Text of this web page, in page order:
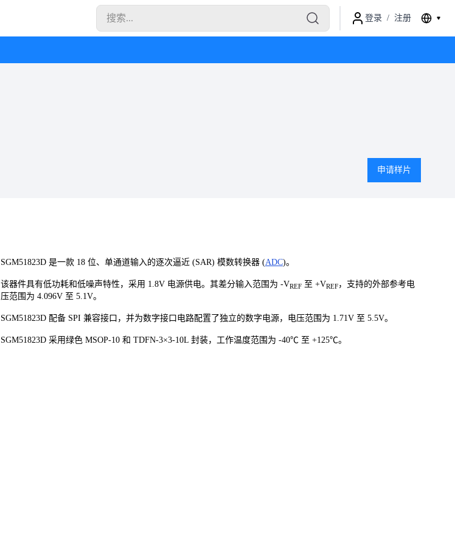
登录 / 注册
申请样片
SGM51823D 是一款 18 位、单通道输入的逐次逼近 (SAR) 模数转换器 (ADC)。
该器件具有低功耗和低噪声特性，采用 1.8V 电源供电。其差分输入范围为 -VREF至 +VREF，支持的外部参考电
压范围为 4.096V 至 5.1V。
SGM51823D 配备 SPI 兼容接口，并为数字接口电路配置了独立的数字电源，电压范围为 1.71V 至 5.5V。
SGM51823D 采用绿色 MSOP-10 和 TDFN-3×3-10L 封装，工作温度范围为 -40℃ 至 +125℃。